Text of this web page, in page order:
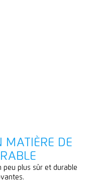
MATIÈRE DE
peu plus sûr et durable